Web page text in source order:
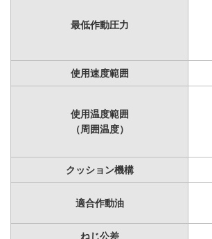
最低作動圧力
使用速度範囲
使用温度範囲
（周囲温度）
クッション機構
適合作動油
ねじ公差